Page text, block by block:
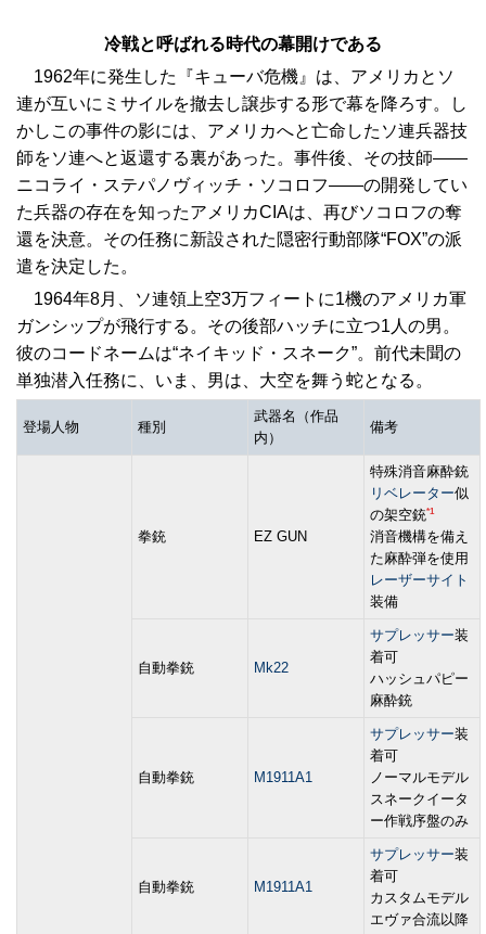
冷戦と呼ばれる時代の幕開けである
1962年に発生した『キューバ危機』は、アメリカとソ
連が互いにミサイルを撤去し譲歩する形で幕を降ろす。し
かしこの事件の影には、アメリカへと亡命したソ連兵器技
師をソ連へと返還する裏があった。事件後、その技師――
ニコライ・ステパノヴィッチ・ソコロフ――の開発してい
た兵器の存在を知ったアメリカCIAは、再びソコロフの奪
還を決意。その任務に新設された隠密行動部隊“FOX”の派
遣を決定した。
1964年8月、ソ連領上空3万フィートに1機のアメリカ軍
ガンシップが飛行する。その後部ハッチに立つ1人の男。
彼のコードネームは“ネイキッド・スネーク”。前代未聞の
単独潜入任務に、いま、男は、大空を舞う蛇となる。
登場人物 種別
武器名（作品
内）
備考
拳銃 EZ GUN
特殊消音麻酔銃
リベレーター似
の架空銃*1
消音機構を備え
た麻酔弾を使用
レーザーサイト
装備
自動拳銃 Mk22
サプレッサー装
着可
ハッシュパピー
麻酔銃
自動拳銃 M1911A1
サプレッサー装
着可
ノーマルモデル
スネークイータ
ー作戦序盤のみ
自動拳銃 M1911A1
サプレッサー装
着可
カスタムモデル
エヴァ合流以降